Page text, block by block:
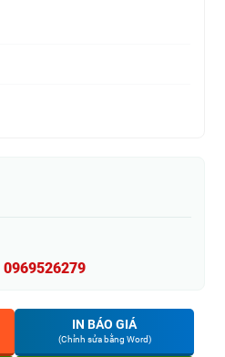
0969526279
IN BÁO GIÁ
(Chỉnh sửa bằng Word)